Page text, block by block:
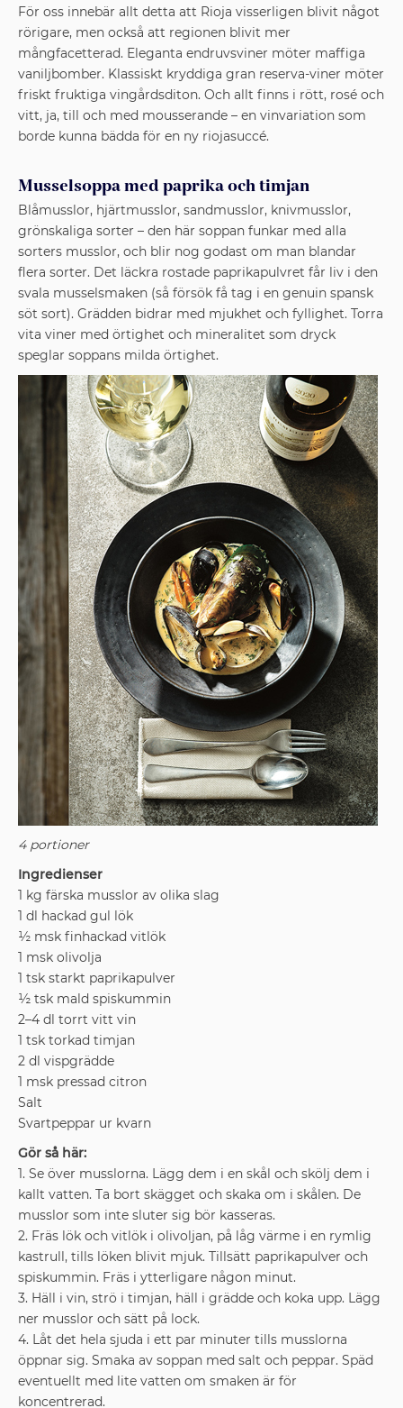
För oss innebär allt detta att Rioja ­visserligen blivit något
rörigare, men också att regionen ­blivit mer
mångfacetterad. Eleganta endruvsviner ­möter maffiga
vaniljbomber. Klassiskt kryddiga gran reserva-viner möter
friskt fruktiga vingårdsditon. Och allt finns i rött, rosé och
vitt, ja, till och med mousserande – en vinvariation som
borde kunna bädda för en ny riojasuccé.
Musselsoppa med paprika och timjan
Blåmusslor, hjärtmusslor, sandmusslor, knivmusslor,
grönskaliga sorter – den här soppan funkar med alla
sorters musslor, och blir nog godast om man blandar
flera sorter. Det läckra rostade ­paprikapulvret får liv i den
svala musselsmaken (så försök få tag i en genuin spansk
söt sort). Grädden bidrar med mjukhet och fyllighet. Torra
vita viner med örtighet och mineralitet som dryck
speglar soppans milda örtighet.
4 portioner
Ingredienser
1 kg färska musslor av olika slag
1 dl hackad gul lök
½ msk finhackad vitlök
1 msk olivolja
1 tsk starkt paprikapulver
½ tsk mald spiskummin
2–4 dl torrt vitt vin
1 tsk torkad timjan
2 dl vispgrädde
1 msk pressad citron
Salt
Svartpeppar ur kvarn
Gör så här:
1. Se över musslorna. Lägg dem i en skål och skölj dem i
kallt vatten. Ta bort skägget och skaka om i skålen. De
musslor som inte sluter sig bör kasseras.
2. Fräs lök och vitlök i olivoljan, på låg värme i en rymlig
kastrull, tills löken blivit mjuk. Tillsätt paprikapulver och
spiskummin. Fräs i ytterligare någon minut.
3. Häll i vin, strö i timjan, häll i grädde och koka upp. Lägg
ner musslor och sätt på lock.
4. Låt det hela sjuda i ett par minuter tills musslorna
öppnar sig. Smaka av soppan med salt och peppar. Späd
eventuellt med lite vatten om smaken är för
koncentrerad.